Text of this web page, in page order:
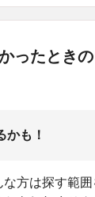
ったときの
かも！
方は探す範